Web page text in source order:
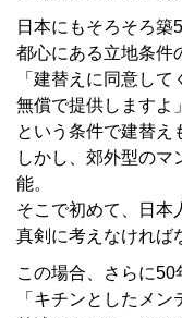
日本にもそろそろ築
都心にある立地条件
「建替えに同意し
無償で提供しますよ」
という条件で建替え
しかし、郊外型のマ
能。
そこで初めて、日本
真剣に考えなければ
この場合、さらに
「キチンとしたメ